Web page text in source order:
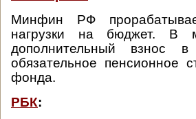
Минфин РФ
нагрузки на бюджет. В
дополнительный
обязательное пенсионное
фонда.
РБК: